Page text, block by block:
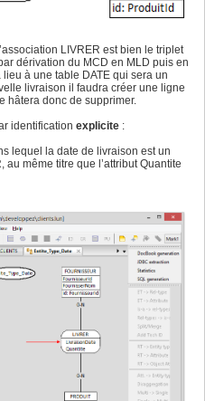
LIVRER est bien le triplet
dérivation du MCD en MLD puis en
à une table DATE qui sera un
livraison il faudra créer une ligne
hâtera donc de supprimer.
identification explicite :
lequel la date de livraison est un
au même titre que l’attribut Quantite